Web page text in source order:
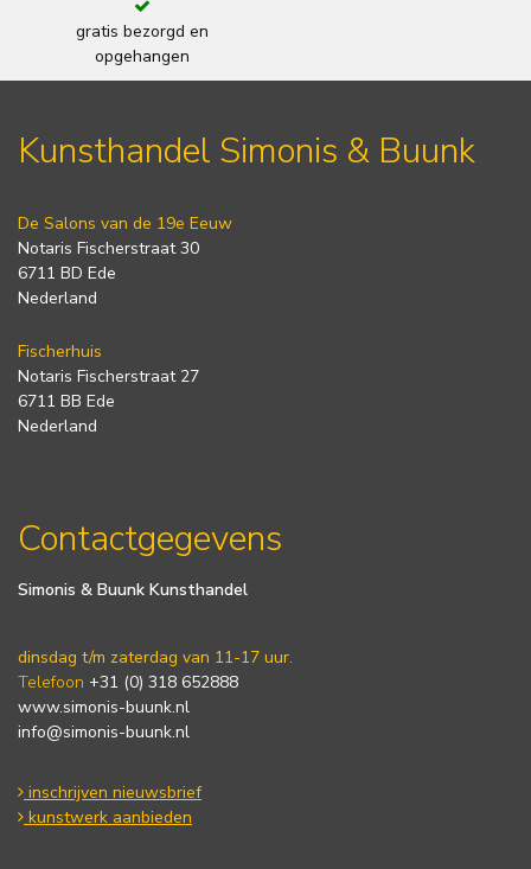
gratis bezorgd en
opgehangen
Kunsthandel Simonis & Buunk
De Salons van de 19e Eeuw
Notaris Fischerstraat 30
6711 BD Ede
Nederland
Fischerhuis
Notaris Fischerstraat 27
6711 BB Ede
Nederland
Contactgegevens
Simonis & Buunk Kunsthandel
dinsdag t/m zaterdag van 11-17 uur.
Telefoon +31 (0) 318 652888
www.simonis-buunk.nl
info@simonis-buunk.nl
inschrijven nieuwsbrief
kunstwerk aanbieden